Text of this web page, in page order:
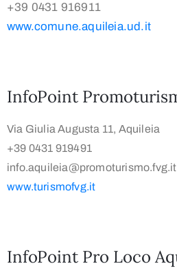
+39 0431 916911
www.comune.aquileia.ud.it
InfoPoint
Via Giulia Augusta 11, Aquileia
+39 0431 919491
info.aquileia@promoturismo.fvg.it
www.turismofvg.it
InfoPoint Pro Loco